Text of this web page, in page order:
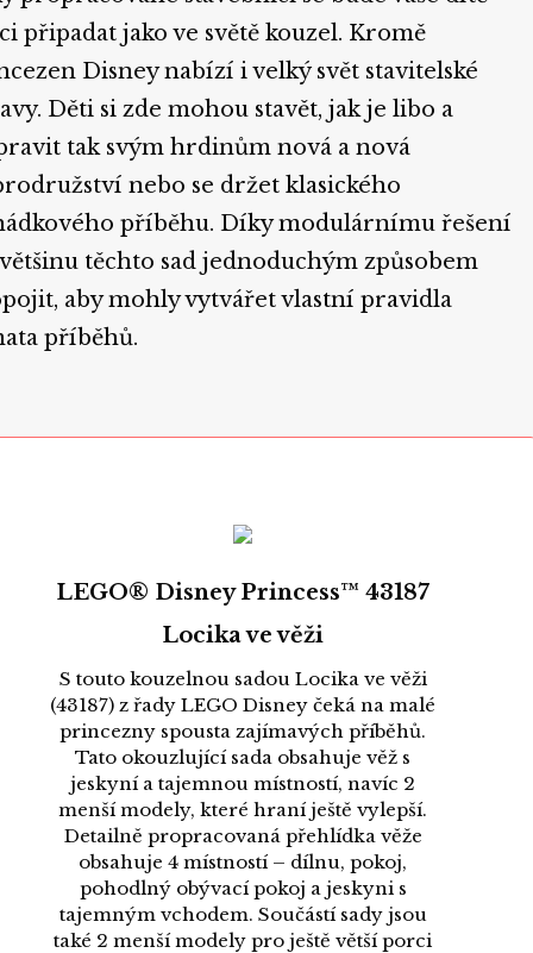
připadat jako ve světě kouzel. Kromě
Disney nabízí i velký svět stavitelské
Děti si zde mohou stavět, jak je libo a
tak svým hrdinům nová a nová
nebo se držet klasického
příběhu. Díky modulárnímu řešení
těchto sad jednoduchým způsobem
aby mohly vytvářet vlastní pravidla
příběhů.
LEGO® Disney Princess™ 43187
Locika ve věži
S touto kouzelnou sadou Locika ve věži
(43187) z řady LEGO Disney čeká na malé
princezny spousta zajímavých příběhů.
Tato okouzlující sada obsahuje věž s
jeskyní a tajemnou místností, navíc 2
menší modely, které hraní ještě vylepší.
Detailně propracovaná přehlídka věže
obsahuje 4 místností – dílnu, pokoj,
pohodlný obývací pokoj a jeskyni s
tajemným vchodem. Součástí sady jsou
také 2 menší modely pro ještě větší porci